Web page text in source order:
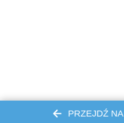
PRZEJDŹ NA